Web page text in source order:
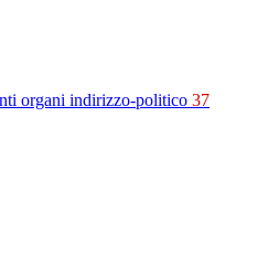
organi indirizzo-politico 37